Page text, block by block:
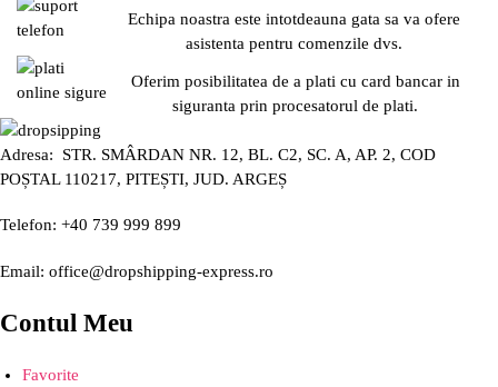
Echipa noastra este intotdeauna gata sa va ofere
asistenta pentru comenzile dvs.
Oferim posibilitatea de a plati cu card bancar in
siguranta prin procesatorul de plati.
Adresa: STR. SMÂRDAN NR. 12, BL. C2, SC. A, AP. 2, COD
POȘTAL 110217, PITEȘTI, JUD. ARGEȘ
Telefon: +40 739 999 899
Email: office@dropshipping-express.ro
Contul Meu
Favorite